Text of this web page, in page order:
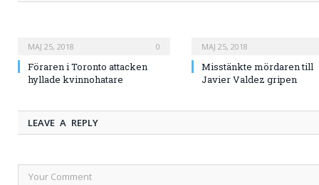
MAJ 25, 2018 0
Föraren i Toronto attacken
hyllade kvinnohatare
MAJ 25, 2018
Misstänkte mördaren till
Javier Valdez gripen
LEAVE A REPLY